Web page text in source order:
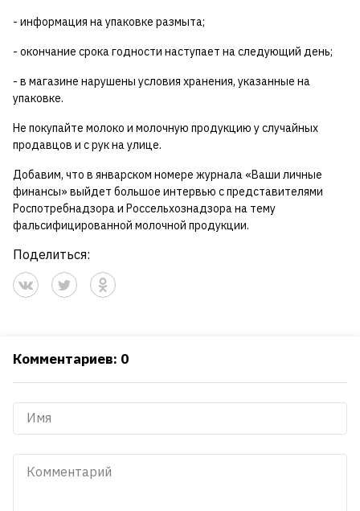
- информация на упаковке размыта;
- окончание срока годности наступает на следующий день;
- в магазине нарушены условия хранения, указанные на
упаковке.
Не покупайте молоко и молочную продукцию у случайных
продавцов и с рук на улице.
Добавим, что в январском номере журнала «Ваши личные
финансы» выйдет большое интервью с представителями
Роспотребнадзора и Россельхознадзора на тему
фальсифицированной молочной продукции.
Поделиться:
Комментариев: 0